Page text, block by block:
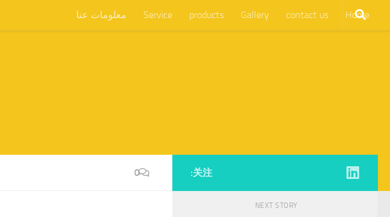
Home
contact us
Gallery
products
Service معلومات عنا
0 关注:
NEXT STORY